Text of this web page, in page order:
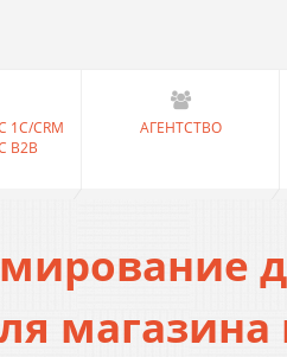
1С/CRM
B2B
АГЕНТСТВО
магазина